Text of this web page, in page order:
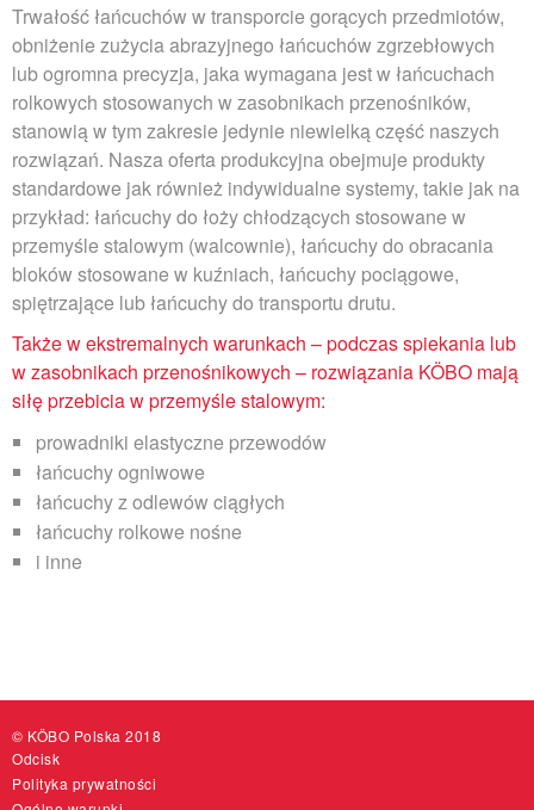
Trwałość łańcuchów w transporcie gorących przedmiotów,
obniżenie zużycia abrazyjnego łańcuchów zgrzebłowych
lub ogromna precyzja, jaka wymagana jest w łańcuchach
rolkowych stosowanych w zasobnikach przenośników,
stanowią w tym zakresie jedynie niewielką część naszych
rozwiązań. Nasza oferta produkcyjna obejmuje produkty
standardowe jak również indywidualne systemy, takie jak na
przykład: łańcuchy do łoży chłodzących stosowane w
przemyśle stalowym (walcownie), łańcuchy do obracania
bloków stosowane w kuźniach, łańcuchy pociągowe,
spiętrzające lub łańcuchy do transportu drutu.
Także w ekstremalnych warunkach – podczas spiekania lub
w zasobnikach przenośnikowych – rozwiązania KÖBO mają
siłę przebicia w przemyśle stalowym:
prowadniki elastyczne przewodów
łańcuchy ogniwowe
łańcuchy z odlewów ciągłych
łańcuchy rolkowe nośne
i inne
© KÖBO Polska 2018
Odcisk
Polityka prywatności